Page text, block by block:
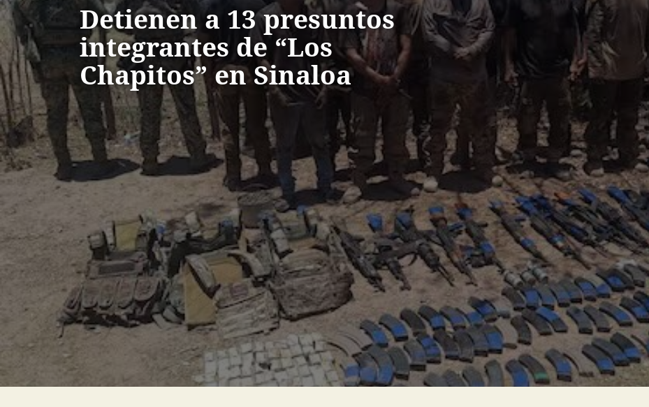
Detienen a 13 presuntos
integrantes de “Los
Chapitos” en Sinaloa